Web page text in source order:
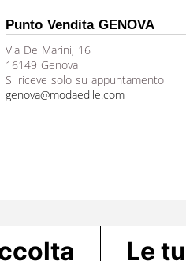
Punto Vendita GENOVA
Via De Marini, 16
16149 Genova
Si riceve solo su appuntamento
genova@modaedile.com
Le